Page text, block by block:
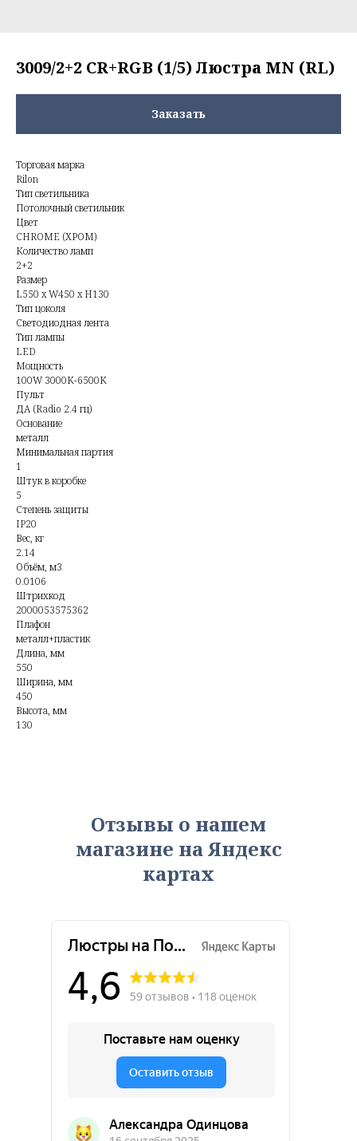
3009/2+2 CR+RGB (1/5) Люстра MN (RL)
Заказать
Торговая марка
Rilon
Тип светильника
Потолочный светильник
Цвет
CHROME (ХРОМ)
Количество ламп
2+2
Размер
L550 x W450 x H130
Тип цоколя
Светодиодная лента
Тип лампы
LED
Мощность
100W 3000K-6500K
Пульт
ДА (Radio 2.4 гц)
Основание
металл
Минимальная партия
1
Штук в коробке
5
Степень защиты
IP20
Вес, кг
2.14
Объём, м3
0.0106
Штрихкод
2000053575362
Плафон
металл+пластик
Длина, мм
550
Ширина, мм
450
Высота, мм
130
Отзывы о нашем
магазине на Яндекс
картах